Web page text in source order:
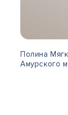
Полина
Амурского